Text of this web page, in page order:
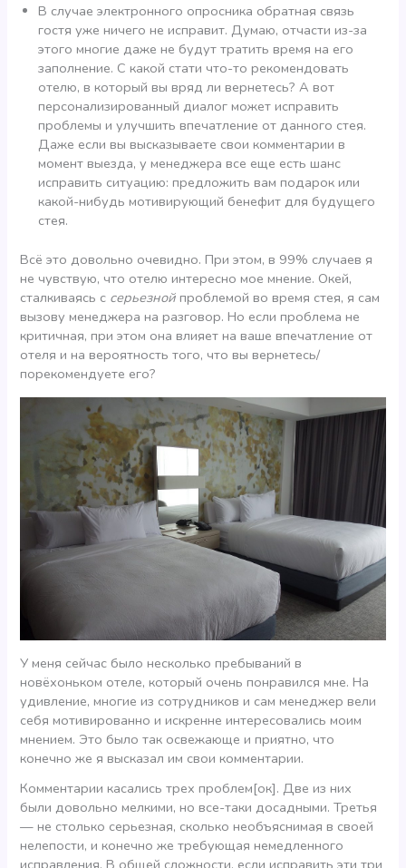
В случае электронного опросника обратная связь
гостя уже ничего не исправит. Думаю, отчасти из-за
этого многие даже не будут тратить время на его
заполнение. С какой стати что-то рекомендовать
отелю, в который вы вряд ли вернетесь? А вот
персонализированный диалог может исправить
проблемы и улучшить впечатление от данного стея.
Даже если вы высказываете свои комментарии в
момент выезда, у менеджера все еще есть шанс
исправить ситуацию: предложить вам подарок или
какой-нибудь мотивирующий бенефит для будущего
стея.
Всё это довольно очевидно. При этом, в 99% случаев я
не чувствую, что отелю интересно мое мнение. Окей,
сталкиваясь с серьезнойпроблемой во время стея, я сам
вызову менеджера на разговор. Но если проблема не
критичная, при этом она влияет на ваше впечатление от
отеля и на вероятность того, что вы вернетесь/
порекомендуете его?
У меня сейчас было несколько пребываний в
новёхоньком отеле, который очень понравился мне. На
удивление, многие из сотрудников и сам менеджер вели
себя мотивированно и искренне интересовались моим
мнением. Это было так освежающе и приятно, что
конечно же я высказал им свои комментарии.
Комментарии касались трех проблем[ок]. Две из них
были довольно мелкими, но все-таки досадными. Третья
— не столько серьезная, сколько необъяснимая в своей
нелепости, и конечно же требующая немедленного
исправления. В общей сложности, если исправить эти три